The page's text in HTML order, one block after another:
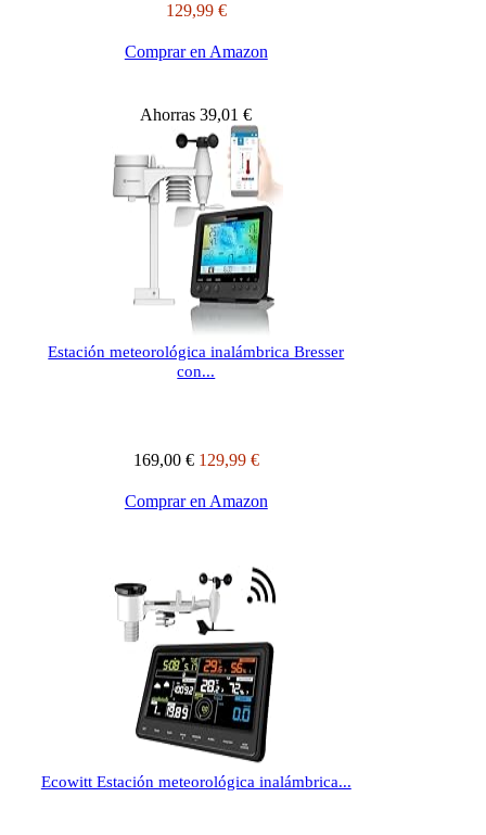
129,99 €
Comprar en Amazon
Ahorras 39,01 €
Estación meteorológica inalámbrica Bresser
con...
169,00 € 129,99 €
Comprar en Amazon
Ecowitt Estación meteorológica inalámbrica...